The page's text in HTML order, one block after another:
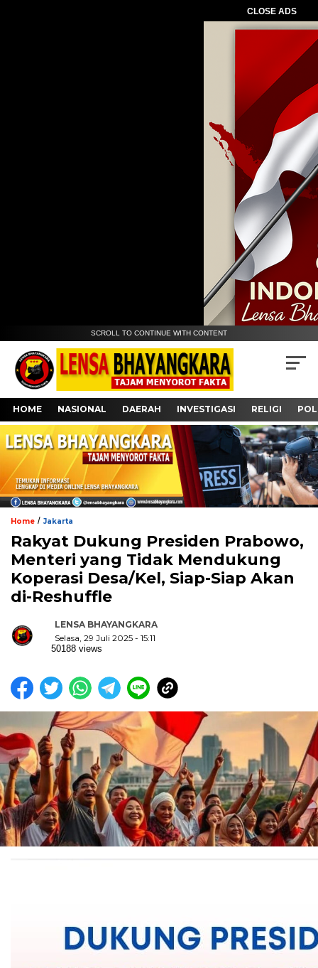
CLOSE ADS
SCROLL TO CONTINUE WITH CONTENT
HOME NASIONAL DAERAH INVESTIGASI RELIGI
Home / Jakarta
Rakyat Dukung Presiden Prabowo,
Menteri yang Tidak Mendukung
Koperasi Desa/Kel, Siap-Siap Akan
di-Reshuffle
LENSA BHAYANGKARA
Selasa, 29 Juli 2025 - 15:11
50188 views